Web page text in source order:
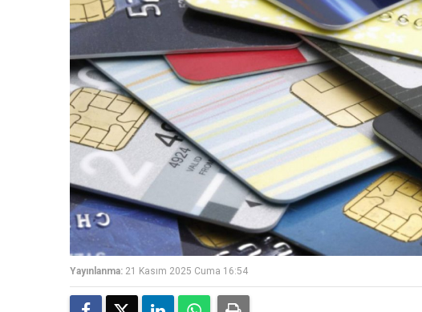
Yayınlanma: 21 Kasım 2025 Cuma 16:54